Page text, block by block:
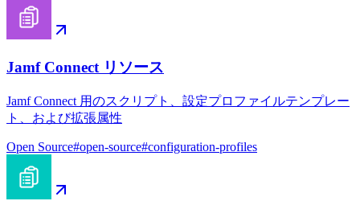
Jamf Connect リソース
Jamf Connect 用のスクリプト、設定プロファイルテンプレー
ト、および拡張属性
Open Source#open-source#configuration-profiles